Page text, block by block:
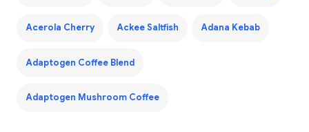
Acerola Cherry Ackee Saltfish Adana Kebab
Adaptogen Coffee Blend
Adaptogen Mushroom Coffee